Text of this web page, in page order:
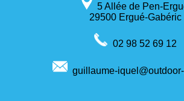
5 Allée de Pen-
29500 Ergué-Gabéric
02 98 52 69 12
guillaume-iquel@outdoor-